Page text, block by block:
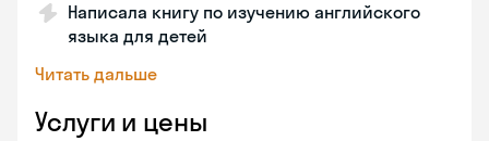
Написала книгу по изучению английского
языка для детей
Читать дальше
Услуги и цены